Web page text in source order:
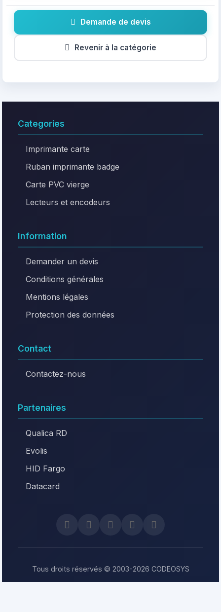
Demande de devis
Revenir à la catégorie
Categories
Imprimante carte
Ruban imprimante badge
Carte PVC vierge
Lecteurs et encodeurs
Information
Demander un devis
Conditions générales
Mentions légales
Protection des données
Contact
Contactez-nous
Partenaires
Qualica RD
Evolis
HID Fargo
Datacard
Tous droits réservés © 2003-2026 CODEOSYS